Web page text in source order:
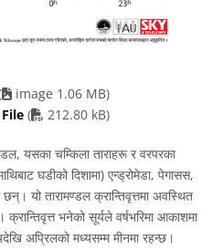
image 1.06 MB)
( PDF file
212.80 kB)
यसका चम्किला ताराहरू र वरपरका
घडीको दिशामा) एन्ड्रोमेडा, पेगासस,
यो तारामण्डल क्रान्तिवृत्तमा अवस्थित
भनेको सूर्यले वर्षभरिमा आकाशमा
अप्रिलको मध्यसम्म मीनमा रहन्छ।